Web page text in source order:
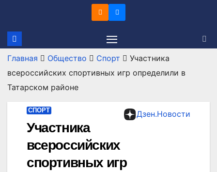
содержимому
Главная Общество Спорт
Участника
всероссийских спортивных игр определили в
Татарском районе
Дзен.Новости
СПОРТ
Участника
всероссийских
спортивных игр